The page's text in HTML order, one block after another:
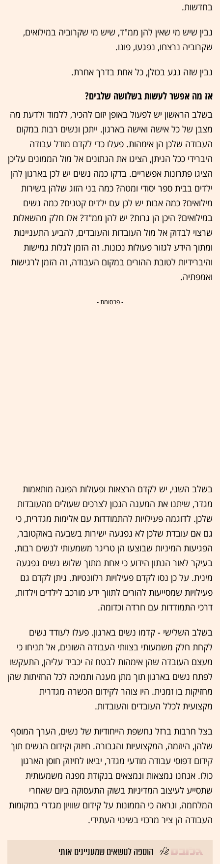
בחדשות.
נבין שיש מי שאין להן ממ"ד, שיש מי שקרוביה במילואים,
שקרוביה נרצחו, נפגעו, פונו.
נבין שזה נגע בכולן, כל אחת בדרך אחרת.
אז מה אפשר לעשות בשלושה שלבים?
בשלב הראשון יש לפעול באופן יזום להכיר, ללמוד ולדעת מה
מצבן של כל אישה ואישה בארגון. ייתכן ונשים רבות במקום
העבודה שלכן הן אימהות. פעלו כדי לקדם מודל עבודה
היברידי ככל הניתן, הציגו את הנתונים אל מול הממונים עליכן
הציגו פתרונות אפשריים. בדקו כמה נשים יש לכן בארגון להן
ילדים בבית ספר יסודי ומטה? כמה בני הזוג שלהן בשירות
מילואים? כמה אבות יש לכן עם ילדים קטנים? כמה נשים
במילואים? היכן הן גרות? יש להן ממ"ד? אלו חלק מהשאלות
שרצוי לבדוק אל מול העובדות והעובדים, להביע התעניינות
ומתוך הידע לגזור פעולות נכונות. זה הזמן לגלות גמישות
והיברידיות לטובת ההורים במקום העבודה, זה הזמן לרגישות
ואמפתיה.
- פרסומת -
בשלב השני, יש לקדם הרצאות ופעולות הפוגה מותאמות
מגדר, שיתנו את המענה הנכון לצרכים שעולים מהעובדות
שלכן. לדוגמה פעילויות להתמודדות עם אלימות מגדרית, כי
גם אם עובדת שלכן לא נפגעה ישירות בשבעה באוקטובר,
הפגיעות המיניות שבוצעו הן טריגר משמעותי לנשים רבות.
בעיקר לאור הנתון הידוע כי אחת מתוך שלוש נשים נפגעה
מינית. על כן נסו לקדם פעילויות רלוונטיות. ניתן לקדם גם
פעילויות שמסייעות להורים לתווך ידע מורכב לילדים וילדות,
דרכי התמודדות עם חרדה וכדומה.
בשלב השלישי - קדמו נשים בארגון. פעלו לעודד נשים
לקחת חלק משמעותי בצוותי העבודה השונים, אל תניחו כי
מעצם העובדה שהן אימהות לבטח זה יכביד עליהן, התעקשו
לפתח נשים בארגון תוך מתן מענה ותמיכה לכל החזיתות שהן
מחזיקות בו זמנית. היו צוהר לקידום הכשרה מגדרית
מקצועית לכלל העובדים והעובדות.
בצל חרבות ברזל נחשפת הייחודיות של נשים, הערך המוסף
שלהן, היוזמה, המקצועיות והגבורה. חיזוק וקידום הנשים תוך
קידום דפוסי עבודה מודעי מגדר, יביאו לחיזוק חוסן הארגון
כולו. אנחנו נמצאות ונמצאים בנקודת מפנה משמעותית
שתסייע לעיצוב המדיניות בשוק התעסוקה ביום שאחרי
המלחמה, ונראה כי הממונות על קידום שוויון מגדרי במקומות
העבודה הן ציר מרכזי בשינוי העתידי.
הוספה לנושאים שמעניינים אותי